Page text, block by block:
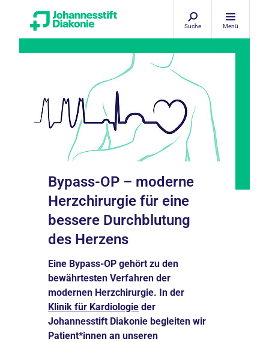
Suche Menü
Bypass-OP – moderne
Herzchirurgie für eine
bessere Durchblutung
des Herzens
Eine Bypass-OP gehört zu den
bewährtesten Verfahren der
modernen Herzchirurgie. In der
Klinik für Kardiologie der
Johannesstift Diakonie begleiten wir
Patient*innen an unseren